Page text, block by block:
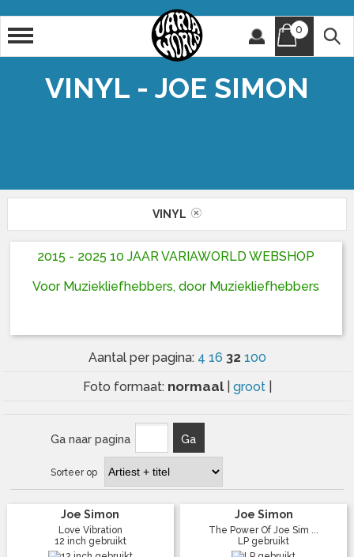
0
VINYL - JOE SIMON
VINYL
2015 - 2025 10 JAAR VARIAWORLD WEBSHOP
Voor Muziekliefhebbers, door Muziekliefhebbers
Aantal per pagina: 4 16 32 100
Foto formaat: normaal groot
Ga naar pagina Ga
Sorteer op
Joe Simon
Love Vibration
12 inch gebruikt
Joe Simon
The Power Of Joe Sim ...
LP gebruikt